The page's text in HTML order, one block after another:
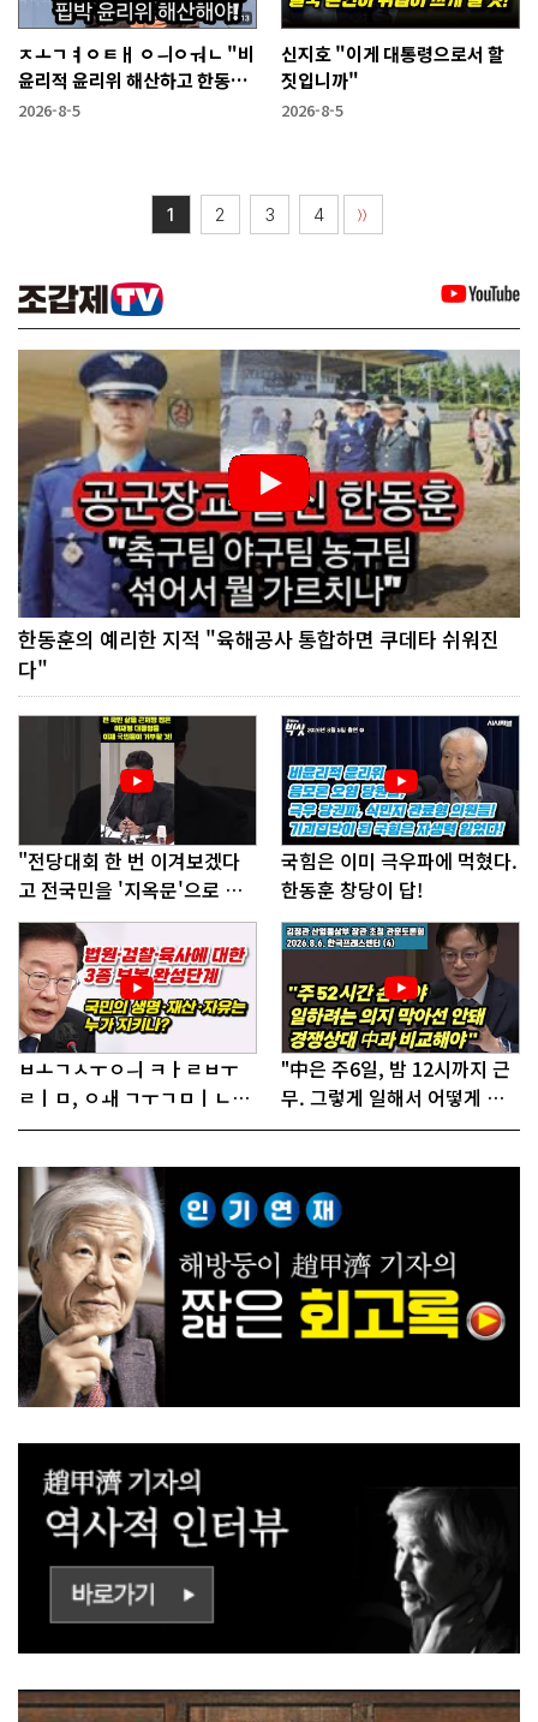
ㅈㅗㄱㅕㅇㅌㅐ ㅇㅢㅇㅝㄴ "비
윤리적 윤리위 해산하고 한동훈
복당 시켜야"
2026-8-5
신지호 "이게 대통령으로서 할
짓입니까"
2026-8-5
1 2 3 4 〉〉
한동훈의 예리한 지적 "육해공사 통합하면 쿠데타 쉬워진
다"
"전당대회 한 번 이겨보겠다
고 전국민을 '지옥문'으로 밀
어!"
국힘은 이미 극우파에 먹혔다.
한동훈 창당이 답!
ㅂㅗㄱㅅㅜㅇㅢ ㅋㅏㄹㅂㅜ
ㄹㅣㅁ, ㅇㅙ ㄱㅜㄱㅁㅣㄴㄷ
ㅡㄹㅇㅣ ㄷㅏㅇㅎㅐㅇㅑ ㅎ
"中은 주6일, 밤 12시까지 근
무. 그렇게 일해서 어떻게 경
쟁하냐 반문하더라"